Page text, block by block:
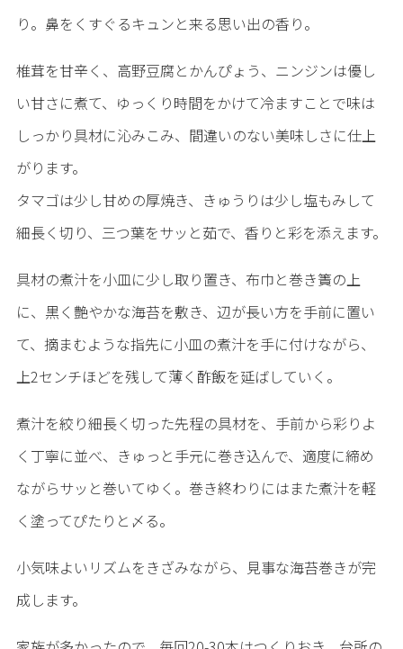
り。鼻をくすぐるキュンと来る思い出の香り。
椎茸を甘辛く、高野豆腐とかんぴょう、ニンジンは優し
い甘さに煮て、ゆっくり時間をかけて冷ますことで味は
しっかり具材に沁みこみ、間違いのない美味しさに仕上
がります。
タマゴは少し甘めの厚焼き、きゅうりは少し塩もみして
細長く切り、三つ葉をサッと茹で、香りと彩を添えます。
具材の煮汁を小皿に少し取り置き、布巾と巻き簀の上
に、黒く艶やかな海苔を敷き、辺が長い方を手前に置い
て、摘まむような指先に小皿の煮汁を手に付けながら、
上2センチほどを残して薄く酢飯を延ばしていく。
煮汁を絞り細長く切った先程の具材を、手前から彩りよ
く丁寧に並べ、きゅっと手元に巻き込んで、適度に締め
ながらサッと巻いてゆく。巻き終わりにはまた煮汁を軽
く塗ってぴたりと〆る。
小気味よいリズムをきざみながら、見事な海苔巻きが完
成します。